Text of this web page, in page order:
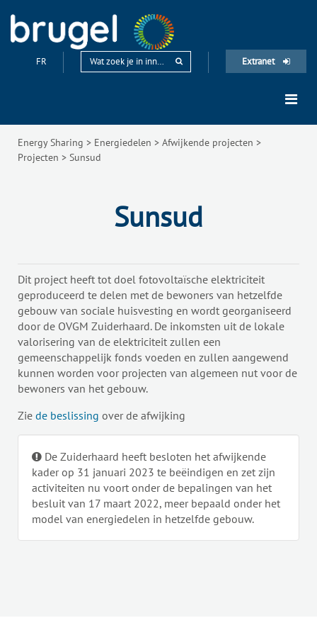
FR Extranet
Energy Sharing > Energiedelen > Afwijkende projecten >
Projecten > Sunsud
Sunsud
Dit project heeft tot doel fotovoltaïsche elektriciteit
geproduceerd te delen met de bewoners van hetzelfde
gebouw van sociale huisvesting en wordt georganiseerd
door de OVGM Zuiderhaard. De inkomsten uit de lokale
valorisering van de elektriciteit zullen een
gemeenschappelijk fonds voeden en zullen aangewend
kunnen worden voor projecten van algemeen nut voor de
bewoners van het gebouw.
Zie de beslissing over de afwijking
De Zuiderhaard heeft besloten het afwijkende
kader op 31 januari 2023 te beëindigen en zet zijn
activiteiten nu voort onder de bepalingen van het
besluit van 17 maart 2022, meer bepaald onder het
model van energiedelen in hetzelfde gebouw.